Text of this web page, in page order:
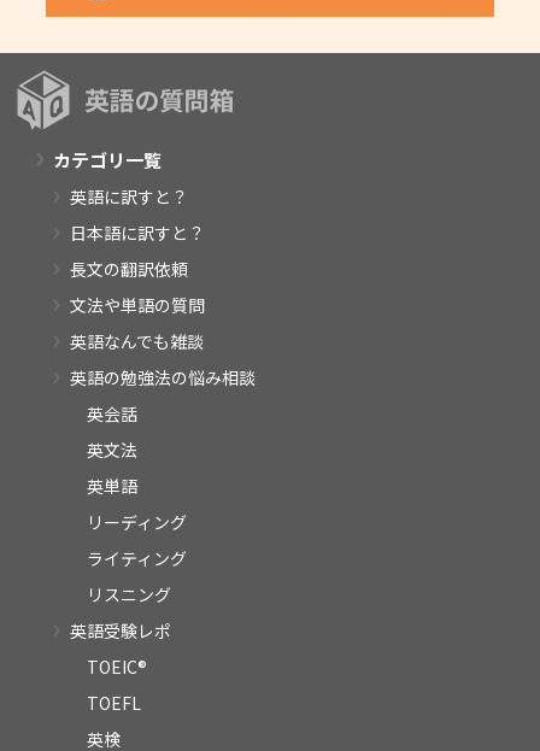
カテゴリ一覧
英語に訳すと？
日本語に訳すと？
長文の翻訳依頼
文法や単語の質問
英語なんでも雑談
英語の勉強法の悩み相談
英会話
英文法
英単語
リーディング
ライティング
リスニング
英語受験レポ
TOEIC®
TOEFL
英検